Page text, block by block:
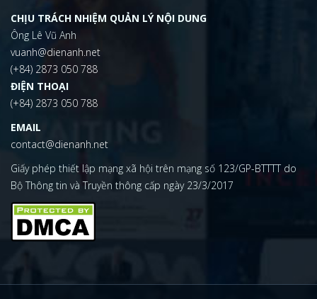
CHỊU TRÁCH NHIỆM QUẢN LÝ NỘI DUNG
Ông Lê Vũ Anh
vuanh@dienanh.net
(+84) 2873 050 788
ĐIỆN THOẠI
(+84) 2873 050 788
EMAIL
contact@dienanh.net
Giấy phép thiết lập mạng xã hội trên mạng số 123/GP-BTTTT do
Bộ Thông tin và Truyền thông cấp ngày 23/3/2017